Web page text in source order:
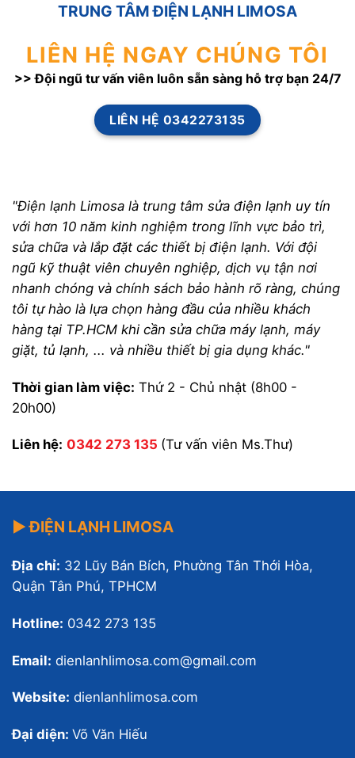
TRUNG TÂM ĐIỆN LẠNH LIMOSA
LIÊN HỆ NGAY CHÚNG TÔI
>> Đội ngũ tư vấn viên luôn sẵn sàng hỗ trợ bạn 24/7
LIÊN HỆ 0342273135
"Điện lạnh Limosa là trung tâm sửa điện lạnh uy tín
với hơn 10 năm kinh nghiệm trong lĩnh vực bảo trì,
sửa chữa và lắp đặt các thiết bị điện lạnh. Với đội
ngũ kỹ thuật viên chuyên nghiệp, dịch vụ tận nơi
nhanh chóng và chính sách bảo hành rõ ràng, chúng
tôi tự hào là lựa chọn hàng đầu của nhiều khách
hàng tại TP.HCM khi cần sửa chữa máy lạnh, máy
giặt, tủ lạnh, ... và nhiều thiết bị gia dụng khác."
Thời gian làm việc: Thứ 2 - Chủ nhật (8h00 -
20h00)
Liên hệ: 0342 273 135 (Tư vấn viên Ms.Thư)
▶ ĐIỆN LẠNH LIMOSA
Địa chỉ: 32 Lũy Bán Bích, Phường Tân Thới Hòa,
Quận Tân Phú, TPHCM
Hotline: 0342 273 135
Email: dienlanhlimosa.com@gmail.com
Website: dienlanhlimosa.com
Đại diện: Võ Văn Hiếu